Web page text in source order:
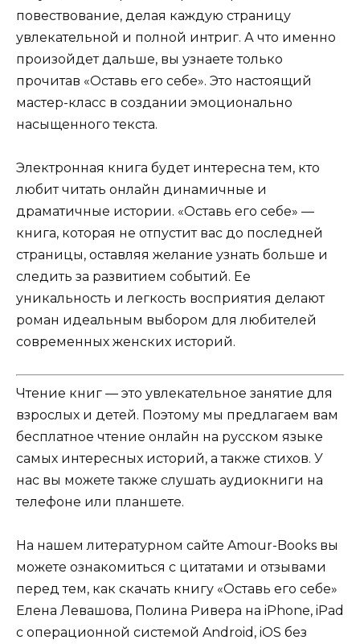
повествование, делая каждую страницу
увлекательной и полной интриг. А что именно
произойдет дальше, вы узнаете только
прочитав «Оставь его себе». Это настоящий
мастер-класс в создании эмоционально
насыщенного текста.
Электронная книга будет интересна тем, кто
любит читать онлайн динамичные и
драматичные истории. «Оставь его себе» —
книга, которая не отпустит вас до последней
страницы, оставляя желание узнать больше и
следить за развитием событий. Ее
уникальность и легкость восприятия делают
роман идеальным выбором для любителей
современных женских историй.
Чтение книг — это увлекательное занятие для
взрослых и детей. Поэтому мы предлагаем вам
бесплатное чтение онлайн на русском языке
самых интересных историй, а также стихов. У
нас вы можете также слушать аудиокниги на
телефоне или планшете.
На нашем литературном сайте Amour-Books вы
можете ознакомиться с цитатами и отзывами
перед тем, как скачать книгу «Оставь его себе»
Елена Левашова, Полина Ривера на iPhone, iPad
с операционной системой Android, iOS без